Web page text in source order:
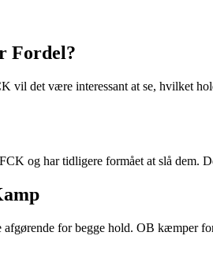
Fordel?
vil det være interessant at se, hvilket
og har tidligere formået at slå dem.
for begge hold. OB kæmper